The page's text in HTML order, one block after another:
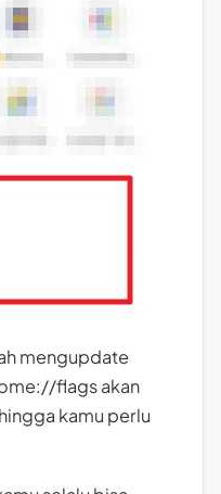
mengupdate
flagsakan
kamu perlu